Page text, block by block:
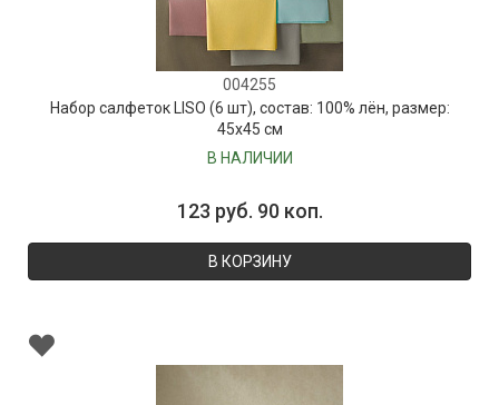
004255
Набор салфеток LISO (6 шт), состав: 100% лён, размер:
45х45 см
В НАЛИЧИИ
123 руб. 90 коп.
В КОРЗИНУ